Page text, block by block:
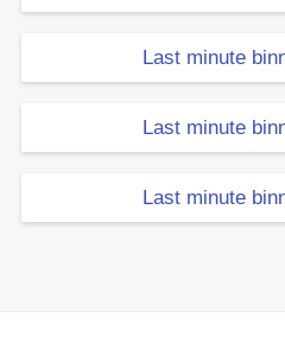
Last minute
Last minute
Last minute